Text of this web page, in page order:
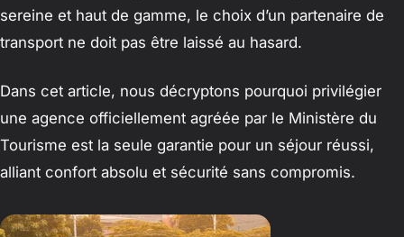
sereine et haut de gamme, le choix d’un partenaire de
transport ne doit pas être laissé au hasard.
Dans cet article, nous décryptons pourquoi privilégier
une agence officiellement agréée par le Ministère du
Tourisme est la seule garantie pour un séjour réussi,
alliant confort absolu et sécurité sans compromis.